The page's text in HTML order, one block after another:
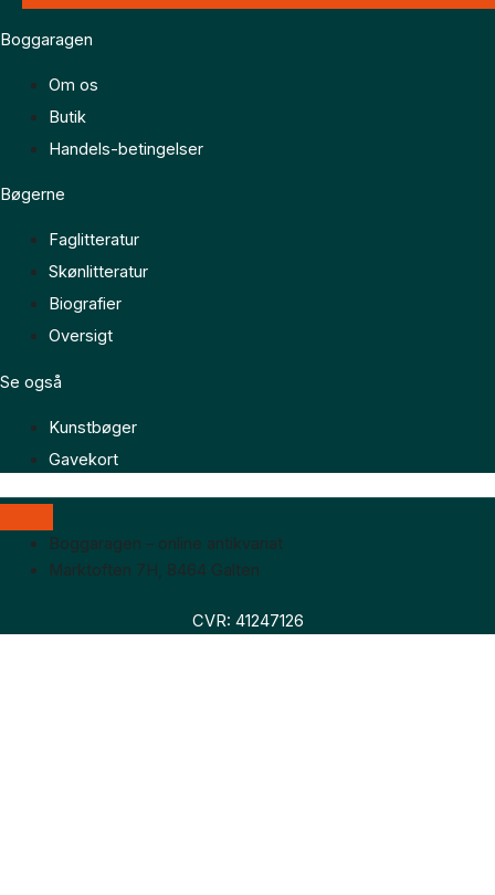
Boggaragen
Om os
Butik
Handels-betingelser
Bøgerne
Faglitteratur
Skønlitteratur
Biografier
Oversigt
Se også
Kunstbøger
Gavekort
Boggaragen – online antikvariat
Marktoften 7H, 8464 Galten
CVR: 41247126